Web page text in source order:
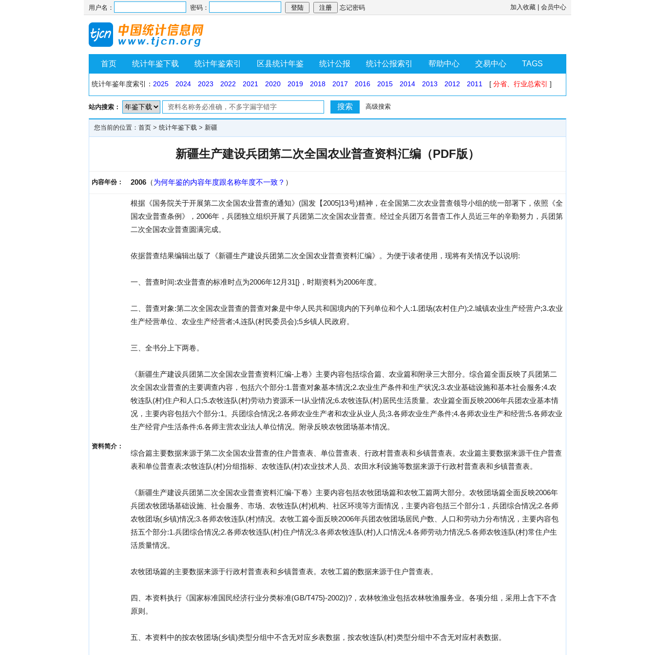
用户名： 密码： 忘记密码 加入收藏 会员中心
首页 统计年鉴下载 统计年鉴索引 区县统计年鉴 统计公报 统计公报索引 帮助中心 交易中心 TAGS
统计年鉴年度索引： 2025 2024 2023 2022 2021 2020 2019 2018 2017 2016 2015 2014 2013 2012 2011 [ 分省、行业总索引 ]
站内搜索： 高级搜索
您当前的位置： 首页 > 统计年鉴下载 > 新疆
新疆生产建设兵团第二次全国农业普查资料汇编（PDF版）
内容年份： 2006 （为何年鉴的内容年度跟名称年度不一致？ ）
资料简介：
根据《国务院关于开展第二次全国农业普查的通知》(国发【2005]13号)精神，在全国第二次农业普查领导小组的统一部署下，依照《全
国农业普查条例》，2006年，兵团独立组织开展了兵团第二次全国农业普查。经过全兵团万名普杳工作人员近三年的辛勤努力，兵团第
二次全国农业普查圆满完成。
依据普查结果编辑出版了《新疆生产建设兵团第二次全国农业普查资料汇编》。为便于读者使用，现将有关情况予以说明:
一、普查时间:农业普查的标准时点为2006年12月31[}，时期资料为2006年度。
二、普查对象:第二次全国农业普查的普查对象是中华人民共和国境内的下列单位和个人:1.团场(农村住户);2.城镇农业生产经营户;3.农业
生产经营单位、农业生产经营者;4,连队(村民委员会);5乡镇人民政府。
三、全书分上下两卷。
《新疆生产建设兵团第二次全国农业普查资料汇编-上卷》主要内容包括综合篇、农业篇和附录三大部分。综合篇全面反映了兵团第二
次全国农业普查的主要调查内容，包括六个部分:1.普查对象基本情况;2.农业生产条件和生产状况;3.农业基础设施和基本社会服务;4.农
牧连队(村)住户和人口;5.农牧连队(村)劳动力资源禾一I从业情况;6.农牧连队(村)居民生活质量。农业篇全面反映2006年兵团农业基本情
况，主要内容包括六个部分:1。兵团综合情况;2.各师农业生产者和农业从业人员;3.各师农业生产条件;4.各师农业生产和经营;5.各师农业
生产经背户生活条件;6.各师主营农业法人单位情况。附录反映农牧团场基本情况。
综合篇主要数据来源于第二次全国农业普查的住户普查表、单位普查表、行政村普查表和乡镇普查表。农业篇主要数据来源干住户普查
表和单位普查表;农牧连队(村)分组指标、农牧连队(村)农业技术人员、农田水利设施等数据来源于行政村普查表和乡镇普查表。
《新疆生产建设兵团第二次全国农业普查资料汇编-下卷》主要内容包括农牧团场篇和农牧工篇两大部分。农牧团场篇全面反映2006年
兵团农牧团场基础设施、社会服务、市场、农牧连队(村)机构、社区环境等方面情况，主要内容包括三个部分:1，兵团综合情况;2.各师
农牧团场(乡镇)情况;3.各师农牧连队(村)情况。农牧工篇令面反映2006年兵团农牧团场居民户数、人口和劳动力分布情况，主要内容包
括五个部分:1.兵团综合情况;2.各师农牧连队(村)住户情况;3.各师农牧连队(村)人口情况;4.各师劳动力情况;5.各师农牧连队(村)常住户生
活质量情况。
农牧团场篇的主要数据来源于行政村普查表和乡镇普查表。农牧工篇的数据来源于住户普查表。
四、本资料执行《国家标准国民经济行业分类标准(GB/T475}-2002))?，农林牧渔业包括农林牧渔服务业。各项分组，采用上含下不含
原则。
五、本资料中的按农牧团场(乡镇)类型分组中不含无对应乡表数据，按农牧连队(村)类型分组中不含无对应村表数据。